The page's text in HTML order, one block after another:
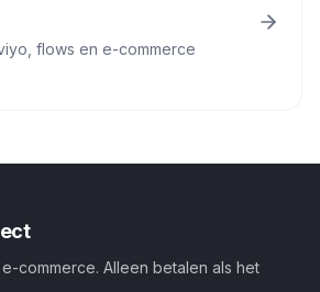
flows en e-commerce
commerce. Alleen betalen als het